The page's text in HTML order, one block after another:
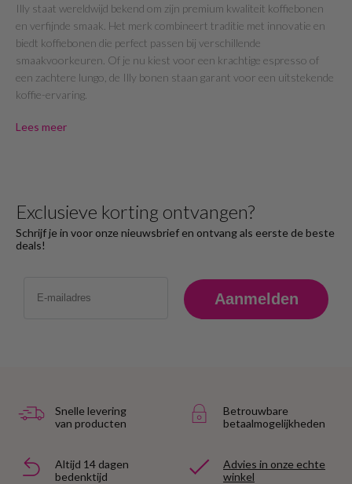
Illy staat wereldwijd bekend om zijn premium kwaliteit koffiebonen
en verfijnde smaak. Het merk combineert traditie met innovatie en
biedt koffiebonen die perfect passen bij verschillende
smaakvoorkeuren. Of je nu kiest voor een krachtige espresso of
een zachtere lungo, de Illy bonen staan garant voor een uitstekende
koffie-ervaring.
Lees meer
Exclusieve korting ontvangen?
Schrijf je in voor onze nieuwsbrief en ontvang als eerste de beste
deals!
Aanmelden
Snelle levering
van producten
Betrouwbare
betaalmogelijkheden
Altijd 14 dagen
bedenktijd
Advies in onze echte
winkel